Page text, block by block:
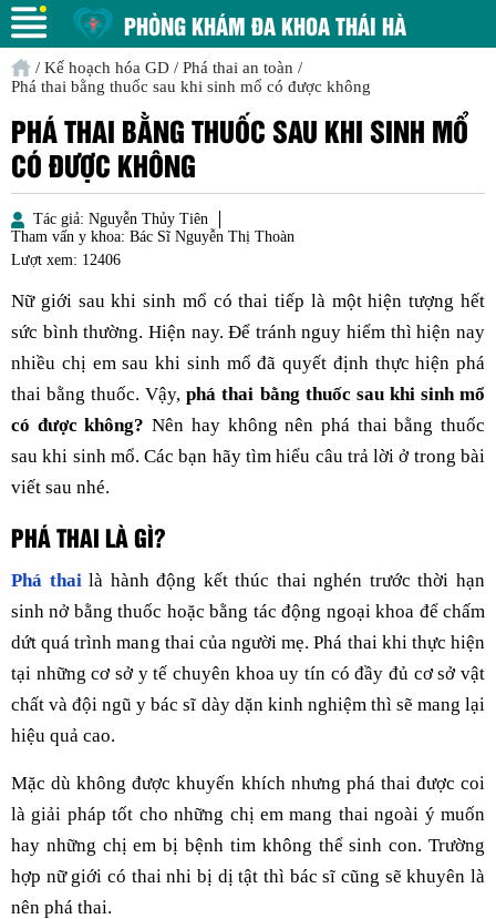
PHÒNG KHÁM ĐA KHOA THÁI HÀ
/ Kế hoạch hóa GD / Phá thai an toàn /
Phá thai bằng thuốc sau khi sinh mổ có được không
PHÁ THAI BẰNG THUỐC SAU KHI SINH MỔ
CÓ ĐƯỢC KHÔNG
Tác giả: Nguyễn Thủy Tiên
Tham vấn y khoa: Bác Sĩ Nguyễn Thị Thoàn
Lượt xem: 12406
Nữ giới sau khi sinh mổ có thai tiếp là một hiện tượng hết
sức bình thường. Hiện nay. Để tránh nguy hiểm thì hiện nay
nhiều chị em sau khi sinh mổ đã quyết định thực hiện phá
thai bằng thuốc. Vậy,phá thai bằng thuốc sau khi sinh mổ
có được không? Nên hay không nên phá thai bằng thuốc
sau khi sinh mổ. Các bạn hãy tìm hiểu câu trả lời ở trong bài
viết sau nhé.
PHÁ THAI LÀ GÌ?
Phá thailà hành động kết thúc thai nghén trước thời hạn
sinh nở bằng thuốc hoặc bằng tác động ngoại khoa để chấm
dứt quá trình mang thai của người mẹ. Phá thai khi thực hiện
tại những cơ sở y tế chuyên khoa uy tín có đầy đủ cơ sở vật
chất và đội ngũ y bác sĩ dày dặn kinh nghiệm thì sẽ mang lại
hiệu quả cao.
Mặc dù không được khuyến khích nhưng phá thai được coi
là giải pháp tốt cho những chị em mang thai ngoài ý muốn
hay những chị em bị bệnh tim không thể sinh con. Trường
hợp nữ giới có thai nhi bị dị tật thì bác sĩ cũng sẽ khuyên là
nên phá thai.